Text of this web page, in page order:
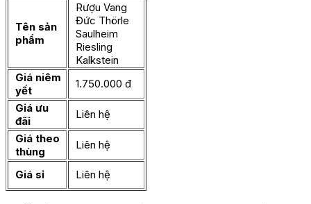
Tên sản
phẩm
Rượu Vang
Đức Thörle
Saulheim
Riesling
Kalkstein
Giá niêm
yết
1.750.000 đ
Giá ưu
đãi
Liên hệ
Giá theo
thùng
Liên hệ
Giá sỉ Liên hệ